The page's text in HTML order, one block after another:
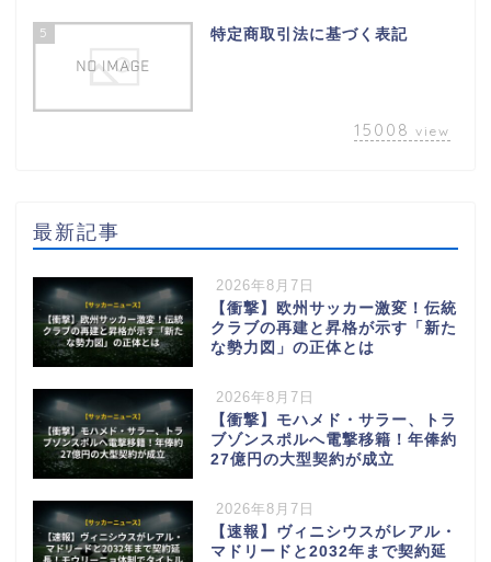
5 特定商取引法に基づく表記
15008 view
最新記事
2026年8月7日
【衝撃】欧州サッカー激変！伝統
クラブの再建と昇格が示す「新た
な勢力図」の正体とは
2026年8月7日
【衝撃】モハメド・サラー、トラ
ブゾンスポルへ電撃移籍！年俸約
27億円の大型契約が成立
2026年8月7日
【速報】ヴィニシウスがレアル・
マドリードと2032年まで契約延